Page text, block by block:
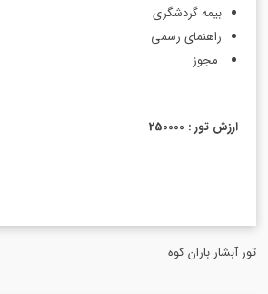
بیمه گردشگری
راهنمای رسمی
مجوز
ارزش تور : 250000
تور آبشار باران کوه